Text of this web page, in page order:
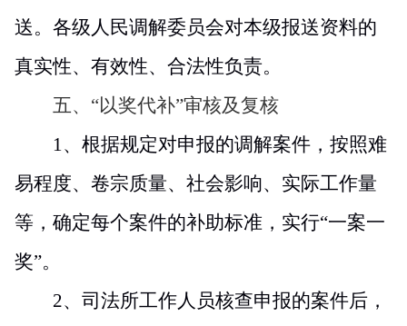
送。各级人民调解委员会对本级报送资料的
真实性、有效性、合法性负责。
五、“以奖代补”审核及复核
1、根据规定对申报的调解案件，按照难
易程度、卷宗质量、社会影响、实际工作量
等，确定每个案件的补助标准，实行“一案一
奖”。
2、司法所工作人员核查申报的案件后，